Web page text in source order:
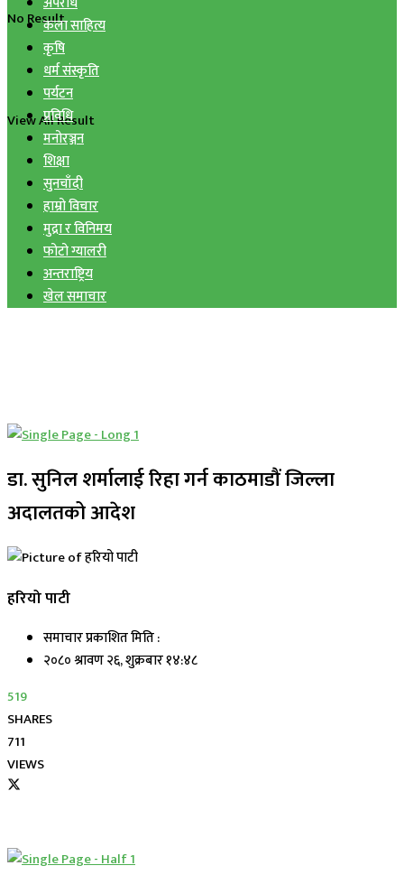
No Result
View All Result
कला साहित्य
कृषि
धर्म संस्कृति
पर्यटन
प्रविधि
मनोरञ्जन
शिक्षा
सुनचाँदी
हाम्रो विचार
मुद्रा र विनिमय
फोटो ग्यालरी
अन्तराष्ट्रिय
खेल समाचार
डा. सुनिल शर्मालाई रिहा गर्न काठमाडौं जिल्ला
अदालतको आदेश
हरियो पाटी
समाचार प्रकाशित मिति :
२०८० श्रावण २६, शुक्रबार १४:४८
519
SHARES
711
VIEWS